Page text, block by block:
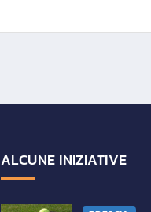
ALCUNE INIZIATIVE